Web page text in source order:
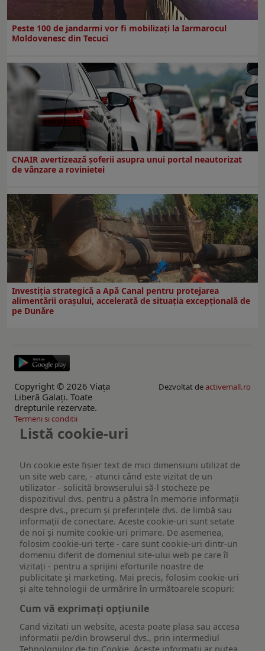
Peste 100 de jandarmi vor fi mobilizați la Iarmarocul
Moldovenesc din Tecuci
CNAIR avertizează șoferii asupra unui portal neautorizat
de vânzare a rovinietei
Investiția strategică a Apă Canal pentru protejarea
alimentării orașului, accelerată de situația excepțională de
pe Dunăre
Copyright © 2026 Viaţa
Liberă Galaţi. Toate
drepturile rezervate.
Dezvoltat deactivemall.ro
Termeni si conditii
Listă cookie-uri
Un cookie este fişier text de mici dimensiuni utilizat de
un site web care, - atunci când este vizitat de un
utilizator - solicită browserului să-l stocheze pe
dispozitivul dvs. pentru a păstra în memorie informații
despre dvs., precum și preferințele dvs. de limbă sau
informații de conectare. Aceste cookie-uri sunt setate
de noi și numite cookie-uri primare. De asemenea,
folosim cookie-uri terțe - care sunt cookie-uri dintr-un
domeniu diferit de domeniul site-ului web pe care îl
vizitați - pentru a sprijini eforturile noastre de
publicitate și marketing. Mai precis, folosim cookie-uri
și alte tehnologii de urmărire în următoarele scopuri:
Cum vă exprimați opțiunile
Cand vizitati un website, acesta poate plasa sau accesa
informatii pe/din browserul dvs., prin intermediul